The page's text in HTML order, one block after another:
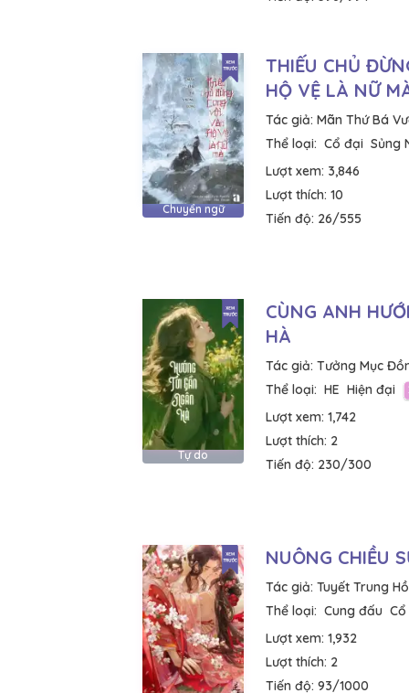
Chuyển ngữ
THIẾU CHỦ
HỘ VỆ LÀ NỮ
Tác giả: Mãn Thứ Bá
Thể loại: Cổ đại Sủng
Lượt xem: 3,846
Lượt thích: 10
Tiến độ: 26/555
Tự do
CÙNG ANH
HÀ
Tác giả: Tưởng Mục
Thể loại: HE Hiện đại
Lượt xem: 1,742
Lượt thích: 2
Tiến độ: 230/300
NUÔNG CHIỀU
Tác giả: Tuyết Trung
Thể loại: Cung đấu
Lượt xem: 1,932
Lượt thích: 2
Tiến độ: 93/1000